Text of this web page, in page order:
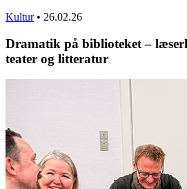
Kultur • 26.02.26
Dramatik på biblioteket –
teater og litteratur